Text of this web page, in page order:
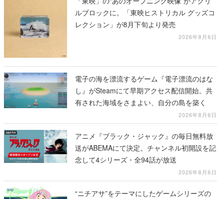
ルブロックに。「東映ヒストリカル グッズコ
レクション」が8月下旬より発売
2026年8月6日
電子の海を漂流するゲーム『電子漂流のはな
し』がSteamにて早期アクセス配信開始。共
有された海域をさまよい、自分の島を築く
2026年8月6日
アニメ『ブラック・ジャック』の毎日無料放
送がABEMAにて決定。チャンネル初開設を記
念して4シリーズ・全94話が放送
2026年8月6日
“ニチアサ”をテーマにしたゲームシリーズの